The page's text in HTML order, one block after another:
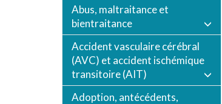
Abus, maltraitance et
bientraitance
Accident vasculaire cérébral
(AVC) et accident ischémique
transitoire (AIT)
Adoption, antécédents,